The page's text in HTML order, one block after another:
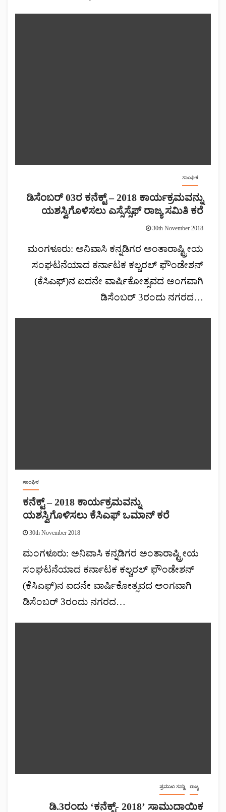
ಸಾಂಘಿಕ
ಡಿಸೆಂಬರ್ 03ರ ಕನೆಕ್ಟ್ – 2018 ಕಾರ್ಯಕ್ರಮವನ್ನು
ಯಶಸ್ವಿಗೊಳಿಸಲು ಎಸ್ಸೆಸ್ಸೆಫ್ ರಾಜ್ಯ ಸಮಿತಿ ಕರೆ
30th November 2018
ಮಂಗಳೂರು: ಅನಿವಾಸಿ ಕನ್ನಡಿಗರ ಅಂತಾರಾಷ್ಟ್ರೀಯ
ಸಂಘಟನೆಯಾದ ಕರ್ನಾಟಕ ಕಲ್ಚರಲ್ ಫೌಂಡೇಶನ್
(ಕೆಸಿಎಫ್)ನ ಐದನೇ ವಾರ್ಷಿಕೋತ್ಸವದ ಅಂಗವಾಗಿ
ಡಿಸೆಂಬರ್ 3ರಂದು ನಗರದ…
ಸಾಂಘಿಕ
ಕನೆಕ್ಟ್ – 2018 ಕಾರ್ಯಕ್ರಮವನ್ನು
ಯಶಸ್ವಿಗೊಳಿಸಲು ಕೆಸಿಎಫ್ ಒಮಾನ್ ಕರೆ
30th November 2018
ಮಂಗಳೂರು: ಅನಿವಾಸಿ ಕನ್ನಡಿಗರ ಅಂತಾರಾಷ್ಟ್ರೀಯ
ಸಂಘಟನೆಯಾದ ಕರ್ನಾಟಕ ಕಲ್ಚರಲ್ ಫೌಂಡೇಶನ್
(ಕೆಸಿಎಫ್)ನ ಐದನೇ ವಾರ್ಷಿಕೋತ್ಸವದ ಅಂಗವಾಗಿ
ಡಿಸೆಂಬರ್ 3ರಂದು ನಗರದ…
ಪ್ರಮುಖ ಸುದ್ದಿ ರಾಜ್ಯ
ಡಿ.3ರಂದು ‘ಕನೆಕ್ಟ್- 2018’ ಸಾಮುದಾಯಿಕ